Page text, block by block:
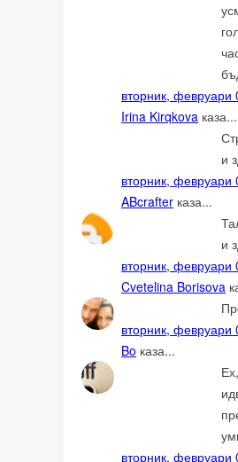
вторник, февруари
Irina Kirqkova каза...
и
вторник, февруари
ABcrafter каза...
и
вторник, февруари
Cvetelina Borisova
вторник, февруари
Bo каза...
вторник, февруари